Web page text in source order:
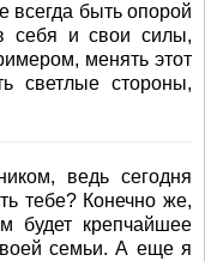
всегда быть опорой
себя и свои силы,
менять этот
светлые стороны,
ведь сегодня
тебе? Конечно же,
будет крепчайшее
семьи. А еще я